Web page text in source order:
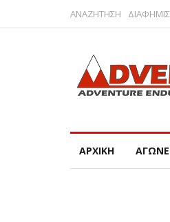
ΑΝΑΖΗΤΗΣΗ
ΑΡΧΙΚΗ